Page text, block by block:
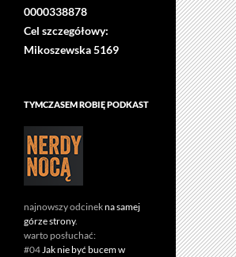
0000338878
Cel szczegółowy:
Mikoszewska 5169
TYMCZASEM ROBIĘ PODKAST
najnowszy odcinekna samej
górze strony.
warto posłuchać:
#04Jak nie być bucem w